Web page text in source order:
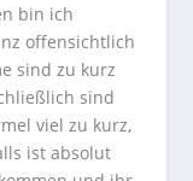
bin ich
offensichtlich
sind zu kurz
sind
viel zu kurz,
ist absolut